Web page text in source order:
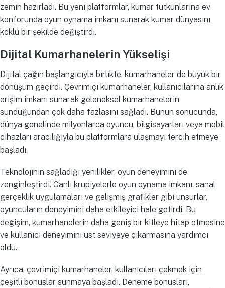
zemin hazırladı. Bu yeni platformlar, kumar tutkunlarına ev
konforunda oyun oynama imkanı sunarak kumar dünyasını
köklü bir şekilde değiştirdi.
Dijital Kumarhanelerin Yükselişi
Dijital çağın başlangıcıyla birlikte, kumarhaneler de büyük bir
dönüşüm geçirdi. Çevrimiçi kumarhaneler, kullanıcılarına anlık
erişim imkanı sunarak geleneksel kumarhanelerin
sunduğundan çok daha fazlasını sağladı. Bunun sonucunda,
dünya genelinde milyonlarca oyuncu, bilgisayarları veya mobil
cihazları aracılığıyla bu platformlara ulaşmayı tercih etmeye
başladı.
Teknolojinin sağladığı yenilikler, oyun deneyimini de
zenginleştirdi. Canlı krupiyelerle oyun oynama imkanı, sanal
gerçeklik uygulamaları ve gelişmiş grafikler gibi unsurlar,
oyuncuların deneyimini daha etkileyici hale getirdi. Bu
değişim, kumarhanelerin daha geniş bir kitleye hitap etmesine
ve kullanıcı deneyimini üst seviyeye çıkarmasına yardımcı
oldu.
Ayrıca, çevrimiçi kumarhaneler, kullanıcıları çekmek için
çeşitli bonuslar sunmaya başladı. Deneme bonusları,